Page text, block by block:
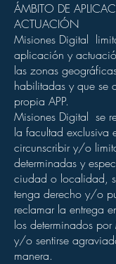
ÁMBITO DE
ACTUACIÓN
Misiones Digital
aplicación y
las zonas
habilitadas y que se
propia APP.
Misiones Digital se
la facultad exclusiva
circunscribir y/o
determinadas y
ciudad o localidad,
tenga derecho y/o
reclamar la entrega
los determinados
y/o sentirse
manera.